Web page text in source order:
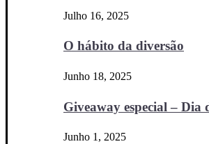
Julho 16, 2025
O hábito da diversão
Junho 18, 2025
Giveaway especial – Dia
Junho 1, 2025